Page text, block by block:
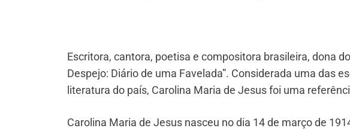
Escritora, cantora, poetisa e compositora brasileira, dona do
Despejo: Diário de uma Favelada”. Considerada uma das
literatura do país, Carolina Maria de Jesus foi uma
Carolina Maria de Jesus nasceu no dia 14 de março de